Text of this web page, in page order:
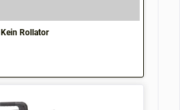
Kein Rollator